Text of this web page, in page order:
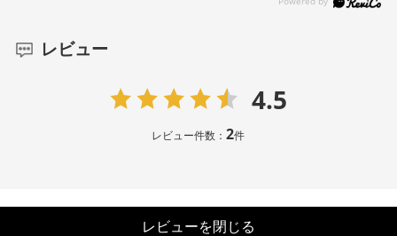
レビュー
4.5
レビュー件数：2件
レビューを閉じる